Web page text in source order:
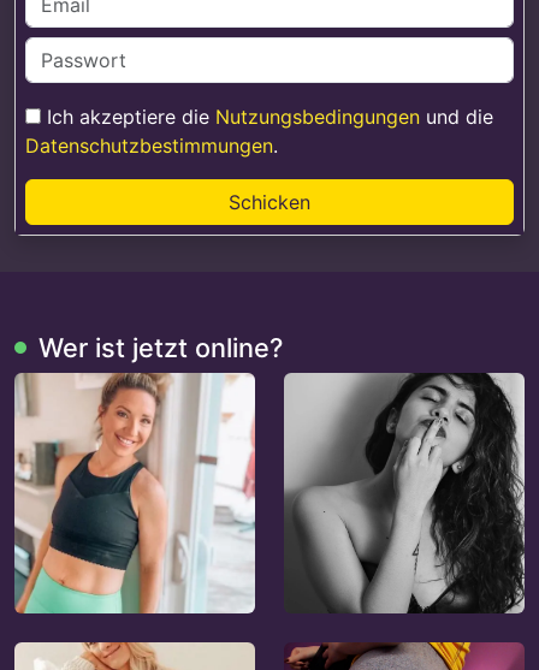
Ich akzeptiere die Nutzungsbedingungen und die
Datenschutzbestimmungen.
Schicken
Wer ist jetzt online?